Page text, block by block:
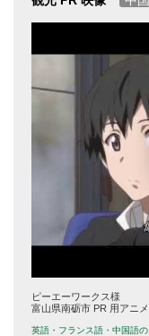
ピーエーワークス様
富山県南砺市 PR 用アニメ
英語・フランス語・中国語